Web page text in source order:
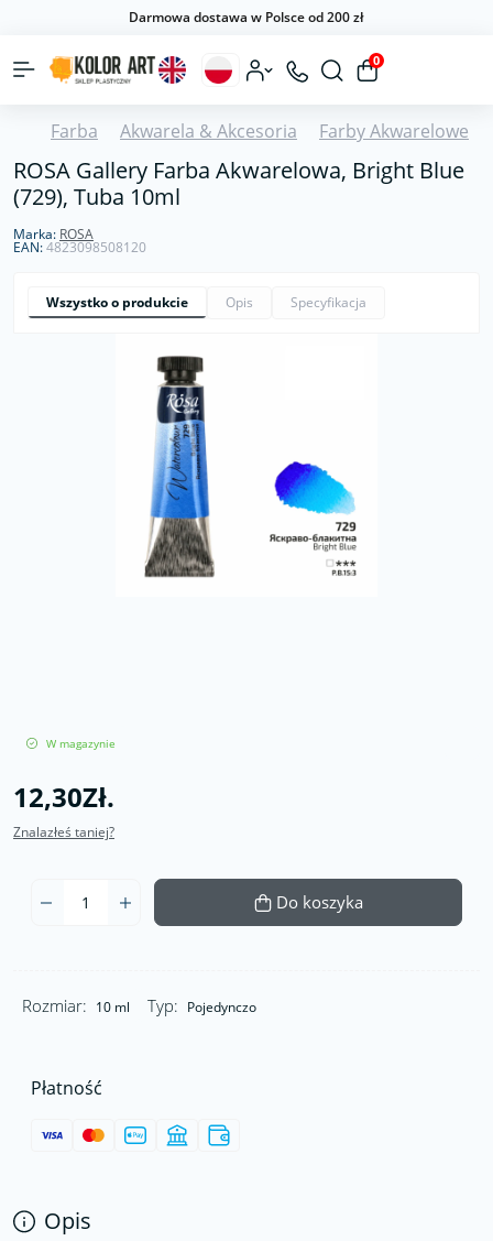
Darmowa dostawa w Polsce od 200 zł
0
Farba Akwarela & Akcesoria Farby Akwarelowe
ROSA Gallery Farba Akwarelowa, Bright Blue
(729), Tuba 10ml
Marka: ROSA
EAN:4823098508120
Wszystko o produkcie Opis Specyfikacja
W magazynie
12,30Zł.
Znalazłeś taniej?
Do koszyka
Rozmiar: 10 ml Typ: Pojedynczo
Płatność
Opis